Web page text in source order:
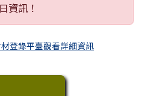
資訊！
登錄平臺觀看詳細資訊